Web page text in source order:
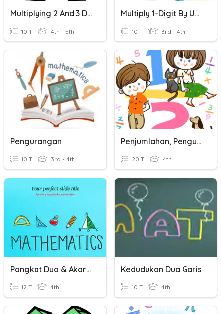
Multiplying 2 And 3 Digits Times 1 Digit
10 T 4th - 5th
Multiply 1-Digit By Up To 4-Digits
10 T 3rd - 4th
Pengurangan
10 T 3rd - 4th
Penjumlahan, Pengurangan, Perkalian
20 T 4th
Pangkat Dua & Akar Pangkat Dua
12 T 4th
Kedudukan Dua Garis
10 T 4th